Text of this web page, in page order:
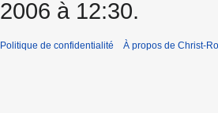
2006 à 12:30.
Politique de confidentialité À propos de Christ-